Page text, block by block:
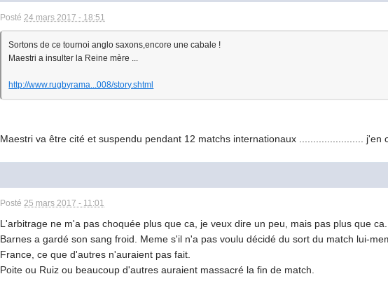
Posté24 mars 2017 - 18:51
Sortons de ce tournoi anglo saxons,encore une cabale !
Maestri a insulter la Reine mère ...
http://www.rugbyrama...008/story.shtml
Maestri va être cité et suspendu pendant 12 matchs internationaux .......................
Posté25 mars 2017 - 11:01
L'arbitrage ne m'a pas choquée plus que ca, je veux dire un peu, mais pas plus que ca.
Barnes a gardé son sang froid. Meme s'il n'a pas voulu décidé du sort du match lui-
France, ce que d'autres n'auraient pas fait.
Poite ou Ruiz ou beaucoup d'autres auraient massacré la fin de match.